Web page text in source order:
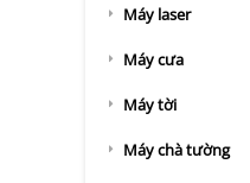
Máy laser
Máy cưa
Máy tời
Máy chà tường